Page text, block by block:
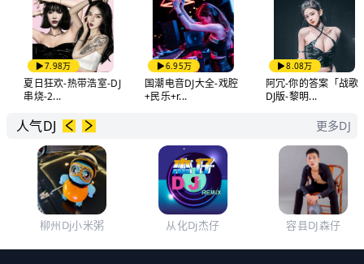
7.98万
夏日狂欢-热带浩室-DJ
串烧-2...
6.95万
国潮电音DJ大全-戏腔
+民乐+r...
8.08万
阿冗-你的答案「战歌
DJ版-黎明...
人气DJ 更多DJ
柳州Dj小米粥 从化Dj杰仔 容县DJ森仔